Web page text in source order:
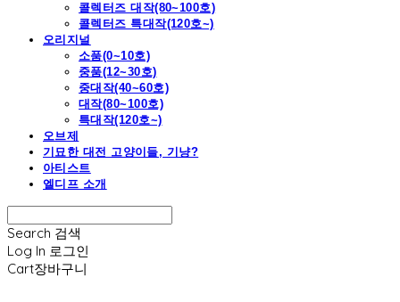
콜렉터즈 대작(80~100호)
콜렉터즈 특대작(120호~)
오리지널
소품(0~10호)
중품(12~30호)
중대작(40~60호)
대작(80~100호)
특대작(120호~)
오브제
기묘한 대전 고양이들, 기냥?
아티스트
엘디프 소개
Search 검색
Log In 로그인
Cart장바구니